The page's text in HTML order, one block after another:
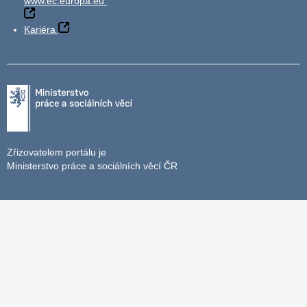
Kariéra
Zřizovatelem portálu je
Ministerstvo práce a sociálních věcí ČR